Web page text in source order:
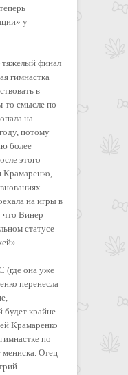
у
финал
гимнастка
в
то смысле по
на
потому
более
этого
на игры в
что Винер
статусе
(где она уже
перенесла
будет крайне
Крамаренко
по
Отец